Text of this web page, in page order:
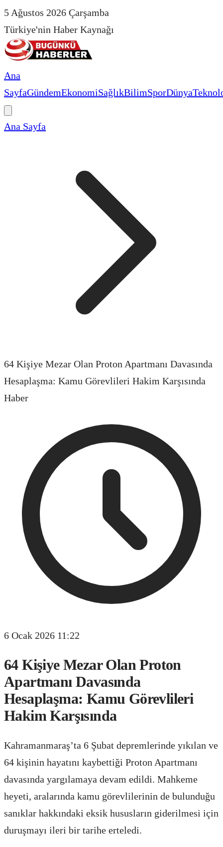
5 Ağustos 2026 Çarşamba
Türkiye'nin Haber Kaynağı
Ana
SayfaGündemEkonomiSağlıkBilimSporDünya
Ana Sayfa
64 Kişiye Mezar Olan Proton Apartmanı Davasında
Hesaplaşma: Kamu Görevlileri Hakim Karşısında
Haber
6 Ocak 2026 11:22
64 Kişiye Mezar Olan Proton
Apartmanı Davasında
Hesaplaşma: Kamu Görevlileri
Hakim Karşısında
Kahramanmaraş’ta 6 Şubat depremlerinde yıkılan ve
64 kişinin hayatını kaybettiği Proton Apartmanı
davasında yargılamaya devam edildi. Mahkeme
heyeti, aralarında kamu görevlilerinin de bulunduğu
sanıklar hakkındaki eksik hususların giderilmesi için
duruşmayı ileri bir tarihe erteledi.